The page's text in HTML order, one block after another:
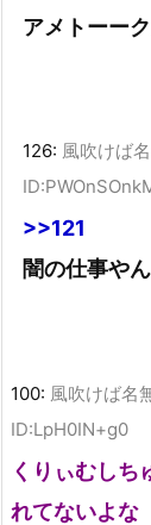
アメトーー
126: 風吹けば
>>121
闇の仕事やん
100: 風吹けば名
ID:LpH0IN+g0
くりぃむしち
れてないよな